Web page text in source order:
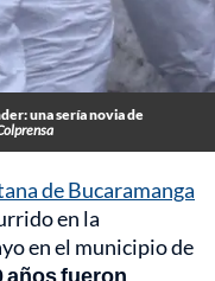
una sería novia de
de Bucaramanga
en la
en el municipio de
años fueron